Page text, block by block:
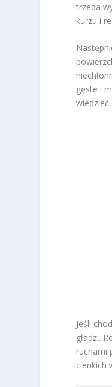
trzeba
kurzu i
gęste i
Jeśli
gładzi.
ruchami
cienkich